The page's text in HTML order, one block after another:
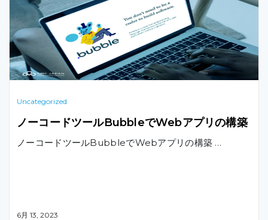
Uncategorized
ノーコードツールBubbleでWebアプリの構築
ノーコードツールBubbleでWebアプリの構築 …
6月 13, 2023